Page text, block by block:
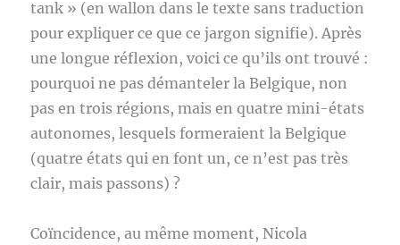
tank » (en wallon dans le texte sans traduction
pour expliquer ce que ce jargon signifie). Après
une longue réflexion, voici ce qu’ils ont trouvé :
pourquoi ne pas démanteler la Belgique, non
pas en trois régions, mais en quatre mini-états
autonomes, lesquels formeraient la Belgique
(quatre états qui en font un, ce n’est pas très
clair, mais passons) ?
Coïncidence, au même moment, Nicola